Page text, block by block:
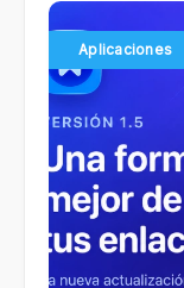
Aplicaciones